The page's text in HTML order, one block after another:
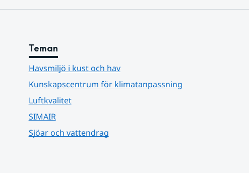
Teman
Havsmiljö i kust och hav
Kunskapscentrum för klimatanpassning
Luftkvalitet
SIMAIR
Sjöar och vattendrag